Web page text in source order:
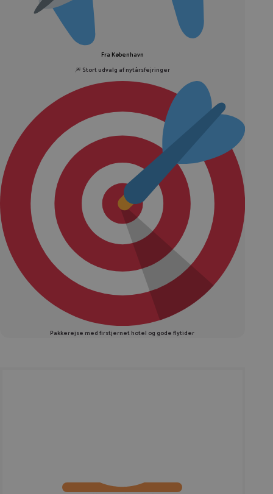
Fra København
🎆 Stort udvalg af nytårsfejringer
Pakkerejse med firstjernet hotel og gode flytider